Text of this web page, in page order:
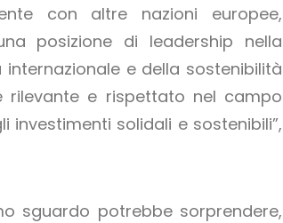
con altre nazioni europee,
posizione di leadership nella
e della sostenibilità
e rispettato nel campo
investimenti solidali e sostenibili”,
sguardo potrebbe sorprendere,